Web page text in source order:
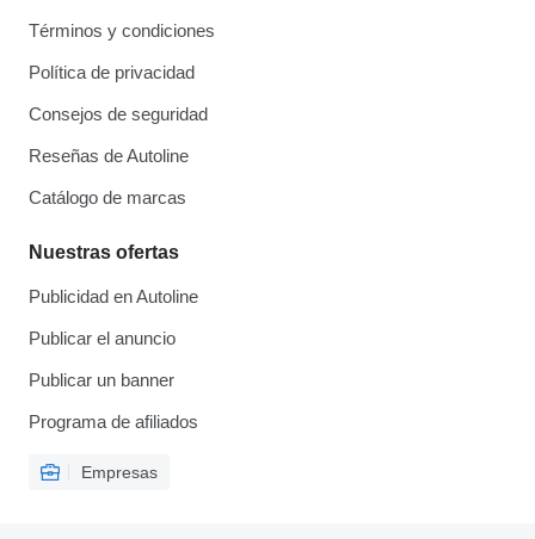
Términos y condiciones
Política de privacidad
Consejos de seguridad
Reseñas de Autoline
Catálogo de marcas
Nuestras ofertas
Publicidad en Autoline
Publicar el anuncio
Publicar un banner
Programa de afiliados
Empresas